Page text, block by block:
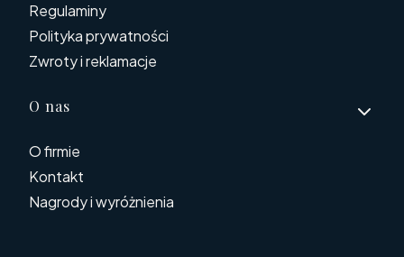
Regulaminy
Polityka prywatności
Zwroty i reklamacje
O nas
O firmie
Kontakt
Nagrody i wyróżnienia